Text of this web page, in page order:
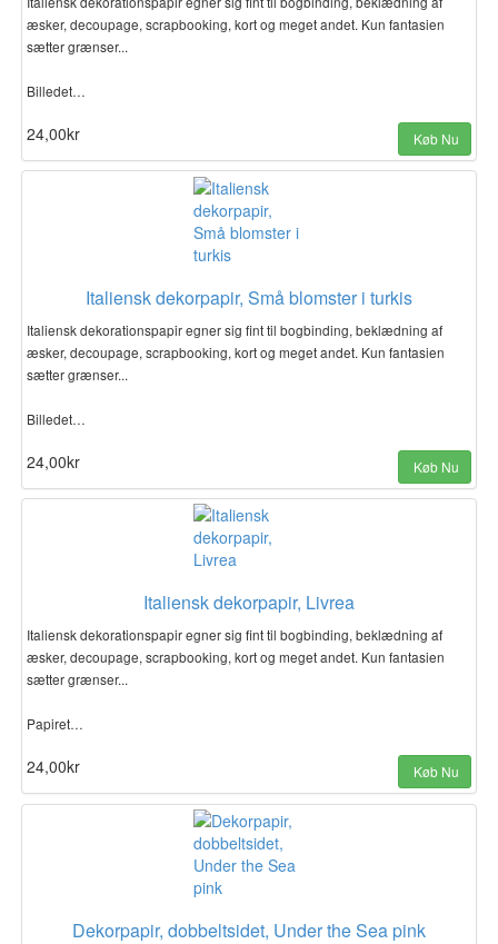
æsker, decoupage, scrapbooking, kort og meget andet. Kun fantasien
sætter grænser...
Billedet…
24,00kr Køb Nu
Italiensk dekorpapir, Små blomster i turkis
Italiensk dekorationspapir egner sig fint til bogbinding, beklædning af
æsker, decoupage, scrapbooking, kort og meget andet. Kun fantasien
sætter grænser...
Billedet…
24,00kr Køb Nu
Italiensk dekorpapir, Livrea
Italiensk dekorationspapir egner sig fint til bogbinding, beklædning af
æsker, decoupage, scrapbooking, kort og meget andet. Kun fantasien
sætter grænser...
Papiret…
24,00kr Køb Nu
Dekorpapir, dobbeltsidet, Under the Sea pink